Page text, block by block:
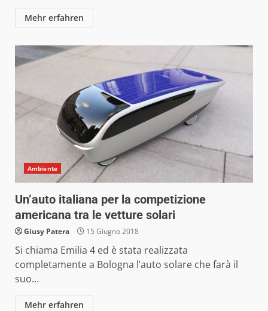
Mehr erfahren
Ambiente
Un’auto italiana per la competizione
americana tra le vetture solari
Giusy Patera 15 Giugno 2018
Si chiama Emilia 4 ed è stata realizzata
completamente a Bologna l’auto solare che farà il
suo...
Mehr erfahren